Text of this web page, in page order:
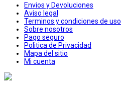
Envios y Devoluciones
Aviso legal
Terminos y condiciones de uso
Sobre nosotros
Pago seguro
Politica de Privacidad
Mapa del sitio
Mi cuenta